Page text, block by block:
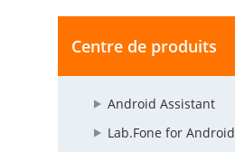
Centre de produits
Android Assistant
Lab.Fone for Android